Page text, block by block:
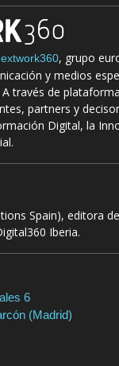
, grupo
y medios
través de
partners y
Digital, la
Spain), editora
Iberia.
6
(Madrid)